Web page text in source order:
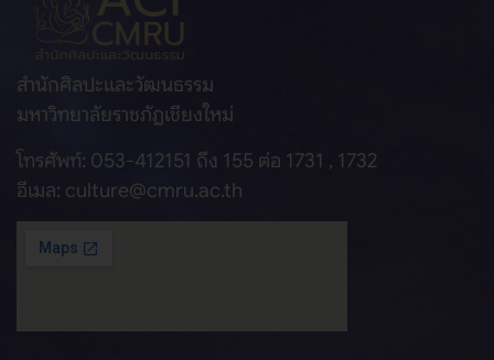
สำนักศิลปะและวัฒนธรรม
มหาวิทยาลัยราชภัฏเชียงใหม่
โทรศัพท์: 053-412151 ถึง 155 ต่อ 1731 , 1732
อีเมล: culture@cmru.ac.th